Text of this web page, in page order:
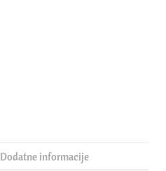
Dodatne informacije